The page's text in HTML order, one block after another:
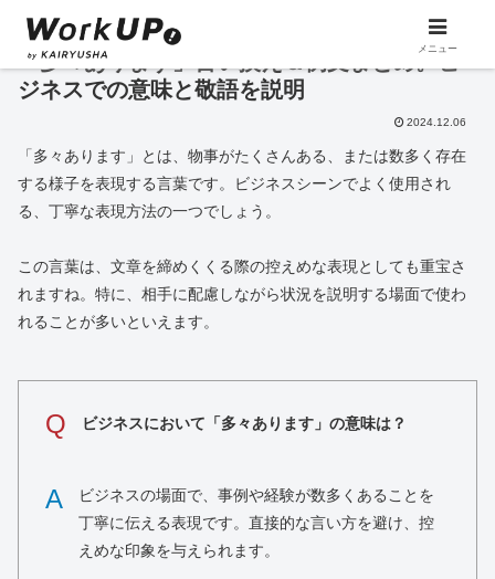
「多々あります」言い換え＆例文まとめ。ビ
ジネスでの意味と敬語を説明
2024.12.06
「多々あります」とは、物事がたくさんある、または数多く存在
する様子を表現する言葉です。ビジネスシーンでよく使用され
る、丁寧な表現方法の一つでしょう。
この言葉は、文章を締めくくる際の控えめな表現としても重宝さ
れますね。特に、相手に配慮しながら状況を説明する場面で使わ
れることが多いといえます。
Q ビジネスにおいて「多々あります」の意味は？
A
ビジネスの場面で、事例や経験が数多くあることを
丁寧に伝える表現です。直接的な言い方を避け、控
えめな印象を与えられます。
メニュー